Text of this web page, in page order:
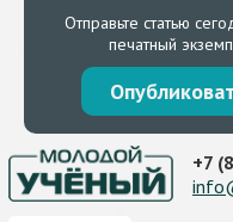
Отправьте статью
печатный
+7